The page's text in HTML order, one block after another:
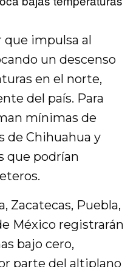
que impulsa al
un descenso
en el norte,
del país. Para
mínimas de
de Chihuahua y
que podrían
Zacatecas, Puebla,
México registrarán
bajo cero,
parte del altiplano